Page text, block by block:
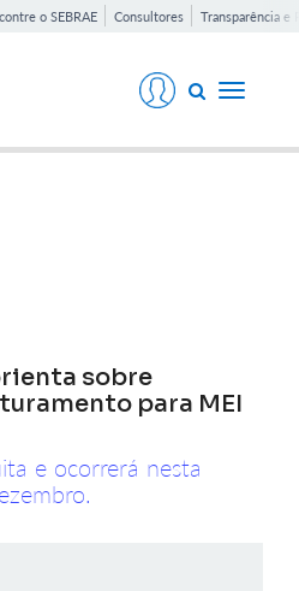
o SEBRAE Consultores Transparência e
Toggle
sobre
para MEI
e ocorrerá nesta